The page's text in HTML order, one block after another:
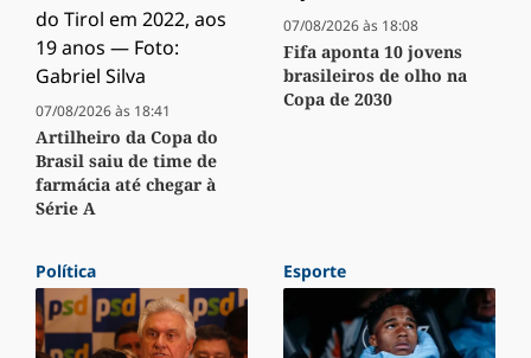
07/08/2026 às 18:41
Artilheiro da Copa do
Brasil saiu de time de
farmácia até chegar à
Série A
07/08/2026 às 18:08
Fifa aponta 10 jovens
brasileiros de olho na
Copa de 2030
Política Esporte